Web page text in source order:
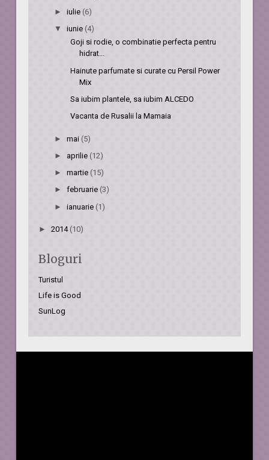
► iulie (6)
▼ iunie (4)
Goji si rodie, o combinatie perfecta pentru
hidrat...
Hainute parfumate si curate cu Persil Power
Mix
Sa iubim plantele, sa iubim ALCEDO
Vacanta de Rusalii la Mamaia
► mai (5)
► aprilie (12)
► martie (15)
► februarie (3)
► ianuarie (1)
►2014 (10)
Bloguri
Turistul
Life is Good
SunLog